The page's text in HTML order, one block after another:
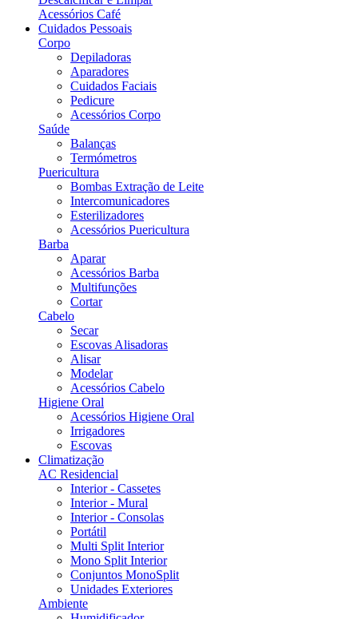
Acessórios Café
Cuidados Pessoais
Corpo
Depiladoras
Aparadores
Cuidados Faciais
Pedicure
Acessórios Corpo
Saúde
Balanças
Termómetros
Puericultura
Bombas Extração de Leite
Intercomunicadores
Esterilizadores
Acessórios Puericultura
Barba
Aparar
Acessórios Barba
Multifunções
Cortar
Cabelo
Secar
Escovas Alisadoras
Alisar
Modelar
Acessórios Cabelo
Higiene Oral
Acessórios Higiene Oral
Irrigadores
Escovas
Climatização
AC Residencial
Interior - Cassetes
Interior - Mural
Interior - Consolas
Portátil
Multi Split Interior
Mono Split Interior
Conjuntos MonoSplit
Unidades Exteriores
Ambiente